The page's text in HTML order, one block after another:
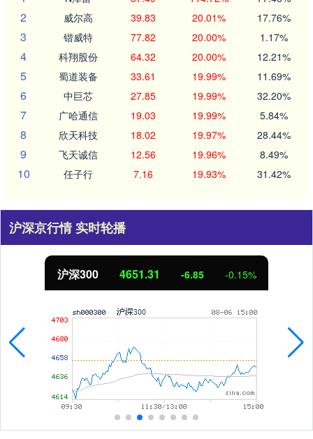
2 威尔高 39.83 20.01% 17.76%
3 锴威特 77.82 20.00% 1.17%
4 科翔股份 64.32 20.00% 12.21%
5 蜀道装备 33.61 19.99% 11.69%
6 中巨芯 27.85 19.99% 32.20%
7 广哈通信 19.03 19.99% 5.84%
8 欣天科技 18.02 19.97% 28.44%
9 飞天诚信 12.56 19.96% 8.49%
10 任子行 7.16 19.93% 31.42%
沪深京行情 实时轮播
沪深300 4651.31 -6.85 -0.15%